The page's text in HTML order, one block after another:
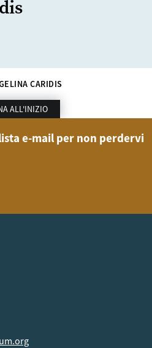
CARIDIS
ALL'INIZIO
e-mail per non perdervi